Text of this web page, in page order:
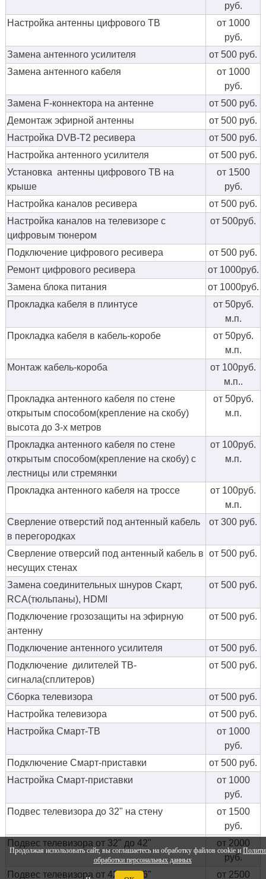
Продолжая использовать сайт, вы соглашаетесь на обработку файлов cookie и
обработки персональных данных
руб.
Настройка антенны цифрового ТВ
от 1000
руб.
Замена антенного усилителя
от 500 руб.
Замена антенного кабеля
от 1000
руб.
Замена F-коннектора на антенне
от 500 руб.
Демонтаж эфирной антенны
от 500 руб.
Настройка DVB-T2 ресивера
от 500 руб.
Настройка антенного усилителя
от 500 руб.
Установка антенны цифрового ТВ на
крыше
от 1500
руб.
Настройка каналов ресивера
от 500 руб.
Настройка каналов на телевизоре с
цифровым тюнером
от 500руб.
Подключение цифрового ресивера
от 500 руб.
Ремонт цифрового ресивера
от 1000руб.
Замена блока питания
от 1000руб.
Прокладка кабеля в плинтусе
от 50руб.
м.п.
Прокладка кабеля в кабель-коробе
от 50руб.
м.п.
Монтаж кабель-короба
от 100руб.
м.п..
Прокладка антенного кабеля по стене
открытым способом(крепление на скобу)
высота до 3-х метров
от 50руб.
м.п.
Прокладка антенного кабеля по стене
открытым способом(крепление на скобу) с
лестницы или стремянки
от 100руб.
м.п.
Прокладка антенного кабеля на троссе
от 100руб.
м.п.
Сверление отверстий под антенный кабель
в перегородках
от 300 руб.
Сверление отверсий под антенный кабель в
несущих стенах
от 500 руб.
Замена соединительных шнуров Скарт,
RCA(тюльпаны), HDMI
от 500 руб.
Подключение грозозащиты на эфирную
антенну
от 500 руб.
Подключение антенного усилителя
от 500 руб.
Подключение дилителей ТВ-
сигнала(сплитеров)
от 500 руб.
Сборка телевизора
от 500 руб.
Настройка телевизора
от 500 руб.
Настройка Смарт-ТВ
от 1000
руб.
Подключение Смарт-приставки
от 500 руб.
Настройка Смарт-приставки
от 1000
руб.
Подвес телевизора до 32" на стену
от 1500
руб.
Подвес телевизора от 32" до 42"
от 2000
руб.
Подвес телевизора от 42" до 56"
от 2500